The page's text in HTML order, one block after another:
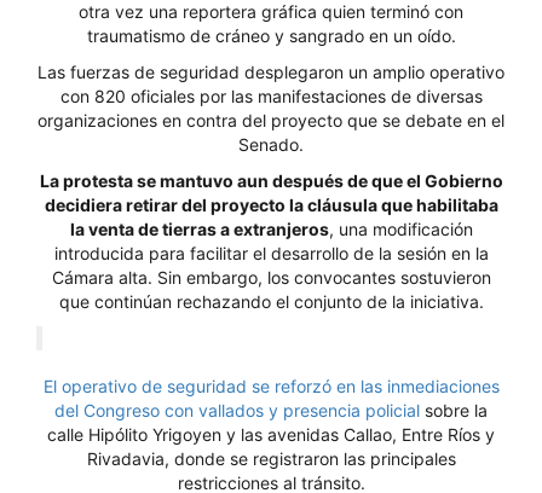
otra vez una reportera gráfica quien terminó con
traumatismo de cráneo y sangrado en un oído.
Las fuerzas de seguridad desplegaron un amplio operativo
con 820 oficiales por las manifestaciones de diversas
organizaciones en contra del proyecto que se debate en el
Senado.
La protesta se mantuvo aun después de que el Gobierno
decidiera retirar del proyecto la cláusula que habilitaba
la venta de tierras a extranjeros, una modificación
introducida para facilitar el desarrollo de la sesión en la
Cámara alta. Sin embargo, los convocantes sostuvieron
que continúan rechazando el conjunto de la iniciativa.
El operativo de seguridad se reforzó en las inmediaciones
del Congreso con vallados y presencia policial sobre la
calle Hipólito Yrigoyen y las avenidas Callao, Entre Ríos y
Rivadavia, donde se registraron las principales
restricciones al tránsito.